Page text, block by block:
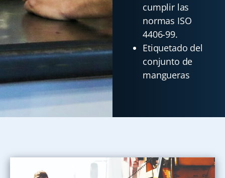
cumplir las
normas ISO
4406-99.
Etiquetado del
conjunto de
mangueras